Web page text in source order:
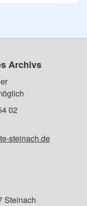
Archivs
02
steinach.de
Steinach